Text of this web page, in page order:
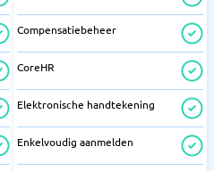
Compensatiebeheer
CoreHR
Elektronische handtekening
Enkelvoudig aanmelden